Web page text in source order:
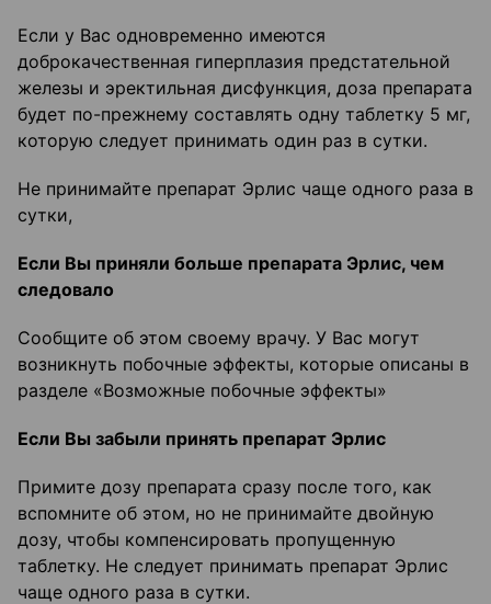
Если у Вас одновременно имеются
доброкачественная гиперплазия предстательной
железы и эректильная дисфункция, доза препарата
будет по-прежнему составлять одну таблетку 5 мг,
которую следует принимать один раз в сутки.
Не принимайте препарат Эрлис чаще одного раза в
сутки,
Если Вы приняли больше препарата Эрлис, чем
следовало
Сообщите об этом своему врачу. У Вас могут
возникнуть побочные эффекты, которые описаны в
разделе «Возможные побочные эффекты»
Если Вы забыли принять препарат Эрлис
Примите дозу препарата сразу после того, как
вспомните об этом, но не принимайте двойную
дозу, чтобы компенсировать пропущенную
таблетку. Не следует принимать препарат Эрлис
чаще одного раза в сутки.